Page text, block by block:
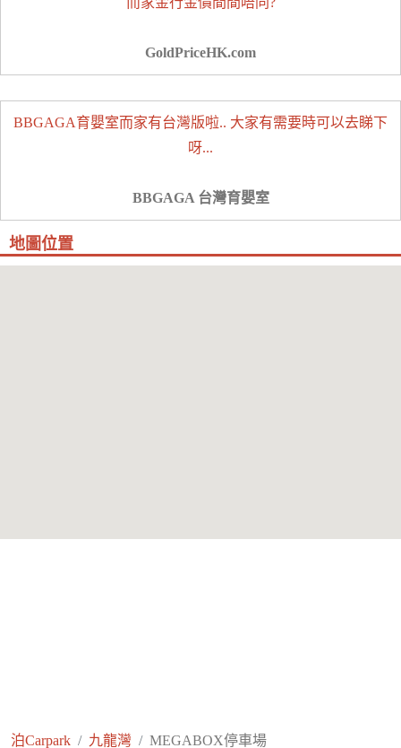
GoldPriceHK.com
BBGAGA育嬰室而家有台灣版啦.. 大家有需要時可以去睇下
呀...
BBGAGA 台灣育嬰室
地圖位置
泊Carpark 九龍灣 MEGABOX停車場